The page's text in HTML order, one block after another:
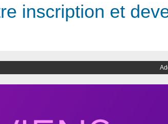
inscription et